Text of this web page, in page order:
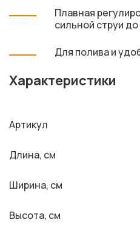
Плавная
сильной струи
Для полива и
Характеристики
Артикул
Длина, см
Ширина, см
Высота, см